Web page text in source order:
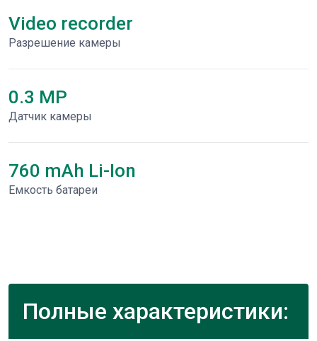
Video recorder
Разрешение камеры
0.3 MP
Датчик камеры
760 mAh Li-Ion
Емкость батареи
Полные характеристики: